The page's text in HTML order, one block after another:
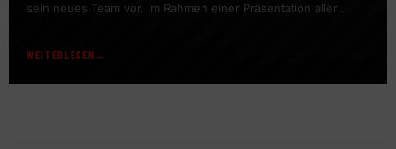
sein neues Team vor. Im Rahmen einer Präsentation aller
Testspiel vor heimischer Kulisse gegen den ESV Kaufbeuren
WEITERLESEN